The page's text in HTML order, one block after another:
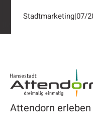
Stadtmarketing|07/
Attendorn erleben